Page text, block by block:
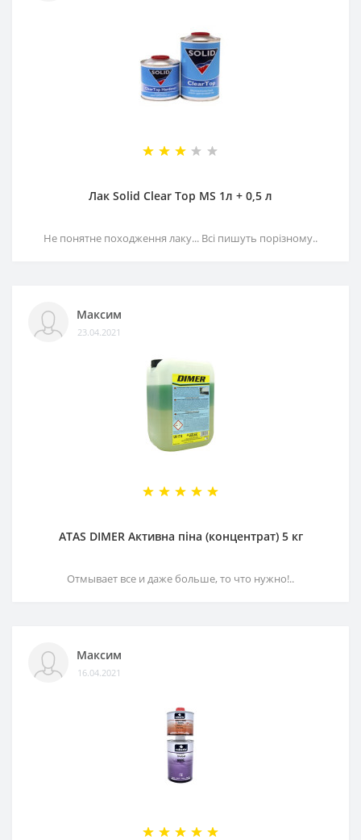
Лак Solid Clear Top MS 1л + 0,5 л
Не понятне походження лаку... Всі пишуть порізному..
Максим
23.04.2021
ATAS DIMER Активна піна (концентрат) 5 кг
Отмывает все и даже больше, то что нужно!..
Максим
16.04.2021